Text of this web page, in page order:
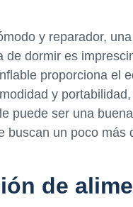
y reparador,
de dormir es
proporciona el
y
puede ser una
buscan un poco más
de